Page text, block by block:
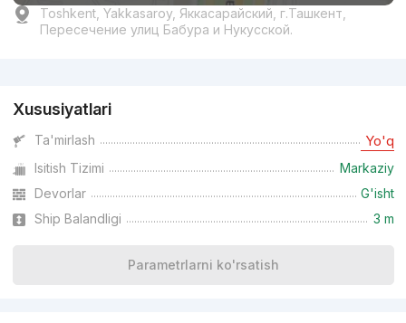
Qulaylik
dan6.5 mln сўм/m²
Topshirildi 2022
TJ «Yakkasaroy Stroy»
Toshkent, Yakkasaroy, Яккасарайский, г.Ташкент,
Пересечение улиц Бабура и Нукусской.
Xususiyatlari
Ta'mirlash Yo'q
Isitish Tizimi
Markaziy
Devorlar
G'isht
Ship Balandligi
3 m
Parametrlarni ko'rsatish